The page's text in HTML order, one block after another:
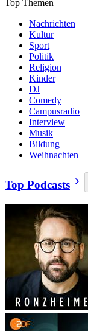
Top Themen
Nachrichten
Kultur
Sport
Politik
Religion
Kinder
DJ
Comedy
Campusradio
Interview
Musik
Bildung
Weihnachten
Top Podcasts